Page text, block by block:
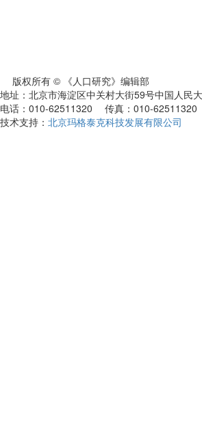
版权所有 © 《人口研究》编辑部
地址：北京市海淀区中关村大街59号中国人
电话：010-62511320 传真：010-
技术支持： 北京玛格泰克科技发展有限公司